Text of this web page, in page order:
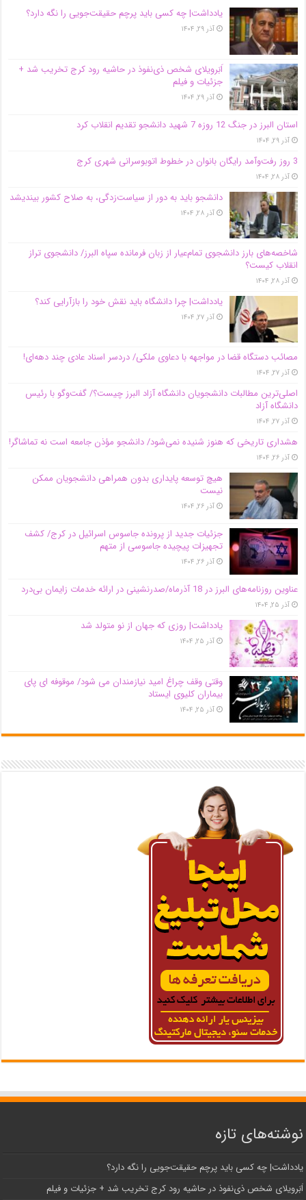
یادداشت| ‌چه کسی باید پرچم حقیقت‌جویی را نگه دارد؟
آذر ۲۹, ۱۴۰۴
اَبَر‌ویلای شخص ذی‌نفوذ در حاشیه‌ رود کرج تخریب شد +
جزئیات و فیلم
آذر ۲۹, ۱۴۰۴
استان البرز در جنگ 12 روزه 7 شهید دانشجو تقدیم انقلاب کرد
آذر ۲۹, ۱۴۰۴
3 روز رفت‌وآمد رایگان بانوان در خطوط اتوبوسرانی شهری کرج
آذر ۲۸, ۱۴۰۴
دانشجو باید به دور از سیاست‌زدگی، به صلاح کشور بیندیشد
آذر ۲۸, ۱۴۰۴
شاخصه‌های بارز دانشجوی تمام‌عیار از زبان فرمانده سپاه البرز/ دانشجوی تراز
انقلاب کیست؟
آذر ۲۸, ۱۴۰۴
یادداشت| چرا دانشگاه باید نقش خود را بازآرایی کند؟
آذر ۲۷, ۱۴۰۴
مصائب دستگاه قضا در مواجهه با دعاوی ملکی/ دردسر اسناد عادی چند‌ دهه‌ای!
آذر ۲۷, ۱۴۰۴
اصلی‌ترین مطالبات دانشجویان دانشگاه آزاد البرز چیست؟/ گفت‌وگو با رئیس
دانشگاه آز‌اد
آذر ۲۷, ۱۴۰۴
هشداری تاریخی که هنوز شنیده نمی‌شود/ دانشجو مؤذن جامعه است نه تماشاگر!
آذر ۲۶, ۱۴۰۴
هیچ توسعه پایداری بدون همراهی دانشجویان ممکن
نیست
آذر ۲۶, ۱۴۰۴
جزئیات جدید از پرونده جاسوس اسرائیل در کرج/‌ کشف
تجهیزات پیچیده جاسوسی از متهم
آذر ۲۶, ۱۴۰۴
عناوین روزنامه‌های البرز در ‌18 آذرماه/صدرنشینی در ارائه خدمات زایمان بی‌درد
آذر ۲۵, ۱۴۰۴
یادداشت| روزی که جهان از نو متولد شد
آذر ۲۵, ۱۴۰۴
وقتی وقف چراغ امید نیازمندان می شود/ موقوفه ای پای
بیماران کلیوی ایستاد
آذر ۲۵, ۱۴۰۴
نوشته‌های تازه
یادداشت| ‌چه کسی باید پرچم حقیقت‌جویی را نگه دارد؟
اَبَر‌ویلای شخص ذی‌نفوذ در حاشیه‌ رود کرج تخریب شد + جزئیات و فیلم